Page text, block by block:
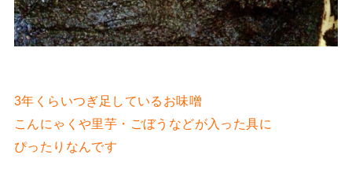
3年くらいつぎ足しているお味噌
こんにゃくや里芋・ごぼうなどが入った具に
ぴったりなんです